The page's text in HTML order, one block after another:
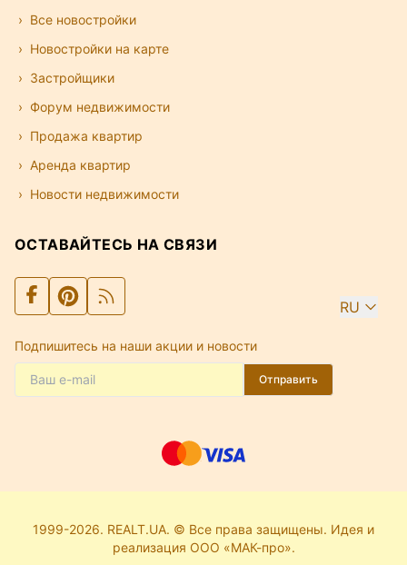
Все новостройки
Новостройки на карте
Застройщики
Форум недвижимости
Продажа квартир
Аренда квартир
Новости недвижимости
ОСТАВАЙТЕСЬ НА СВЯЗИ
RU
Подпишитесь на наши акции и новости
Отправить
1999-2026. REALT.UA. © Все права защищены. Идея и
реализация ООО «МАК-про».